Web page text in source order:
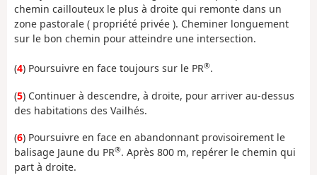
chemin caillouteux le plus à droite qui remonte dans un
zone pastorale ( propriété privée ). Cheminer longuement
sur le bon chemin pour atteindre une intersection.
(4) Poursuivre en face toujours sur le PR®.
(5) Continuer à descendre, à droite, pour arriver au-dessus
des habitations des Vailhés.
(6) Poursuivre en face en abandonnant provisoirement le
balisage Jaune du PR®. Après 800 m, repérer le chemin qui
part à droite.